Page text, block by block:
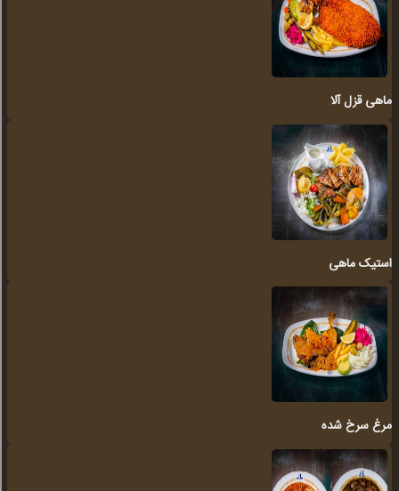
ماهی قزل آلا
استیک ماهی
مرغ سرخ شده